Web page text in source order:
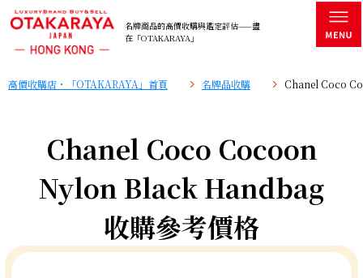
名牌商品的高價收購與鑑定評估——盡
在「OTAKARAYA」
高價收購店・「OTAKARAYA」首頁 名牌品收購 Chanel Coco
Chanel Coco Cocoon
Nylon Black Handbag
收購參考價格